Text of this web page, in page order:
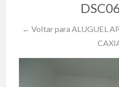
← Voltar para ALUGUEL